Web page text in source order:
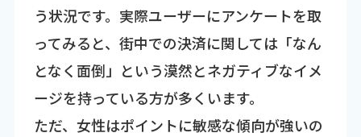
う状況です。実際ユーザーにアンケートを取
ってみると、街中での決済に関しては「なん
となく面倒」という漠然とネガティブなイメ
ージを持っている方が多くいます。
ただ、女性はポイントに敏感な傾向が強いの